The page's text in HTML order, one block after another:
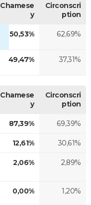
Chamese
y
Circonscri
ption
50,53% 62,69%
49,47% 37,31%
Chamese
y
Circonscri
ption
87,39% 69,39%
12,61% 30,61%
2,06% 2,89%
0,00% 1,20%